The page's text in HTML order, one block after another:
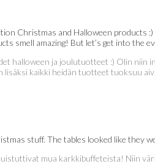
Christmas and Halloween
smell amazing! But let’s get into the
halloween ja joulutuotteet :) Olin
kaikki heidän tuotteet tuoksuu
stuff. The tables looked like they
mua karkkibuffeteista! Niin